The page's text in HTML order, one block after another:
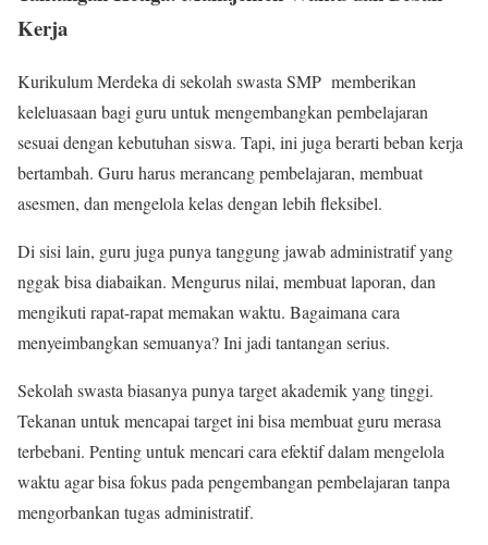
Kerja
Kurikulum Merdeka di sekolah swasta SMP memberikan
keleluasaan bagi guru untuk mengembangkan pembelajaran
sesuai dengan kebutuhan siswa. Tapi, ini juga berarti beban kerja
bertambah. Guru harus merancang pembelajaran, membuat
asesmen, dan mengelola kelas dengan lebih fleksibel.
Di sisi lain, guru juga punya tanggung jawab administratif yang
nggak bisa diabaikan. Mengurus nilai, membuat laporan, dan
mengikuti rapat-rapat memakan waktu. Bagaimana cara
menyeimbangkan semuanya? Ini jadi tantangan serius.
Sekolah swasta biasanya punya target akademik yang tinggi.
Tekanan untuk mencapai target ini bisa membuat guru merasa
terbebani. Penting untuk mencari cara efektif dalam mengelola
waktu agar bisa fokus pada pengembangan pembelajaran tanpa
mengorbankan tugas administratif.